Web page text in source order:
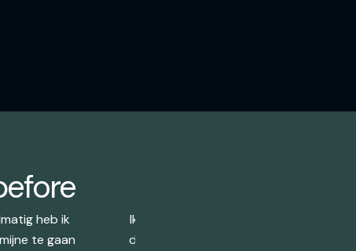
heb ik
te gaan
Ik herinner mijn allereerste Heart of
die ik helemaal niet ken, sterker nog,